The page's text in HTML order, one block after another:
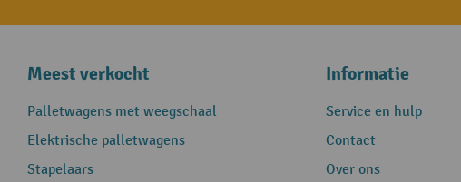
Meest verkocht
Palletwagens met weegschaal
Elektrische palletwagens
Stapelaars
Informatie
Service en hulp
Contact
Over ons